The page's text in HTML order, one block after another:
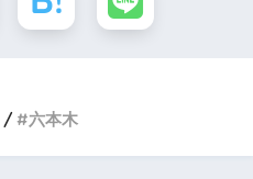
六本木